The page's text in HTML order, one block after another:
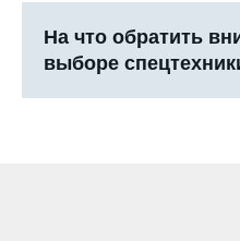
На что обратить
выборе